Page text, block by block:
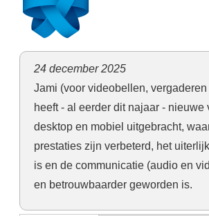
24 december 2025
Jami (voor videobellen,
heeft - al eerder dit najaar - nieuwe
desktop en mobiel uitgebracht,
prestaties zijn verbeterd, het
is en de communicatie (audio en
en betrouwbaarder geworden is.